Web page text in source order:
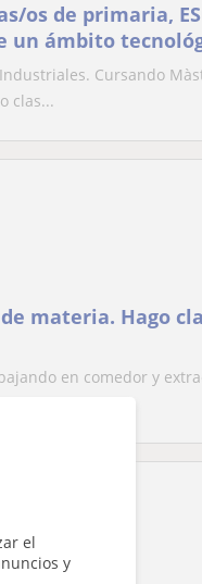
el
y
os de primaria,
un ámbito
Cursando
clas...
materia. Hago
en comedor y